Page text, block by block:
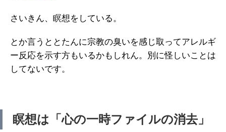
さいきん、瞑想をしている。
とか言うととたんに宗教の臭いを感じ取ってアレルギ
ー反応を示す方もいるかもしれん。別に怪しいことは
してないです。
瞑想は「心の一時ファイルの消去」